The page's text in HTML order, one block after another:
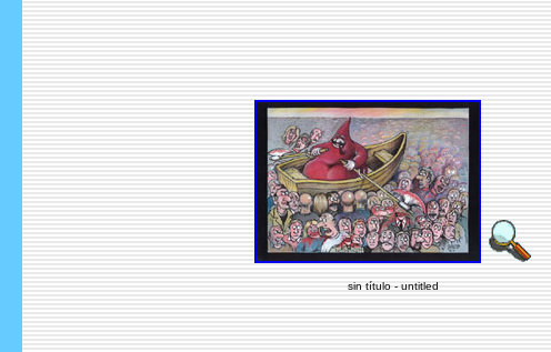
sin título - untitled